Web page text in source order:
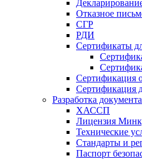
Отказное
СГР
РДИ
Сертификаты
Сертификация
Сертификация
Разработка
ХАССП
Лицензия
Технические
Стандарты и
Паспорт